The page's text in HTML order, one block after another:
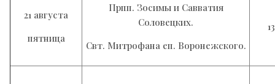
21 августа
пятница
Прпп. Зосимы и Савватия
Соловецких.
Свт. Митрофана еп. Воронежского.